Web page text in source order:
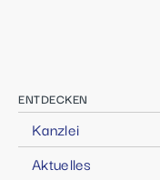
ENTDECKEN
Kanzlei
Aktuelles